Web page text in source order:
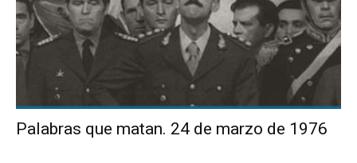
Palabras que matan. 24 de marzo de 1976